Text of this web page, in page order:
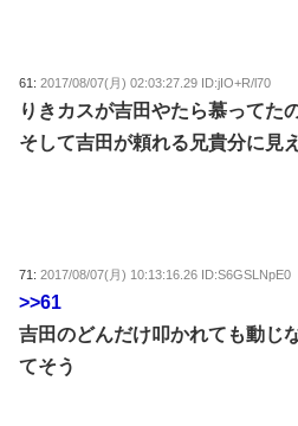
61:2017/08/07(月) 02:03:27.29 ID:jIO+R/l70
りきカスが吉田やたら慕ってた
そして吉田が頼れる兄貴分に見
71:2017/08/07(月) 10:13:16.26 ID:S6GSLNpE0
>>61
吉田のどんだけ叩かれても動じ
てそう